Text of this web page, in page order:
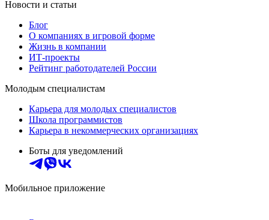
Новости и статьи
Блог
О компаниях в игровой форме
Жизнь в компании
ИТ-проекты
Рейтинг работодателей России
Молодым специалистам
Карьера для молодых специалистов
Школа программистов
Карьера в некоммерческих организациях
Боты для уведомлений
Мобильное приложение